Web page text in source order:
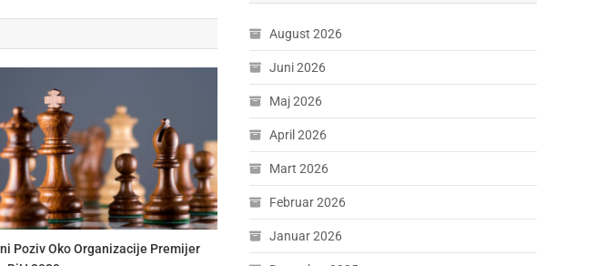
Poziv Oko Organizacije Premijer
August 2026
Juni 2026
Maj 2026
April 2026
Mart 2026
Februar 2026
Januar 2026